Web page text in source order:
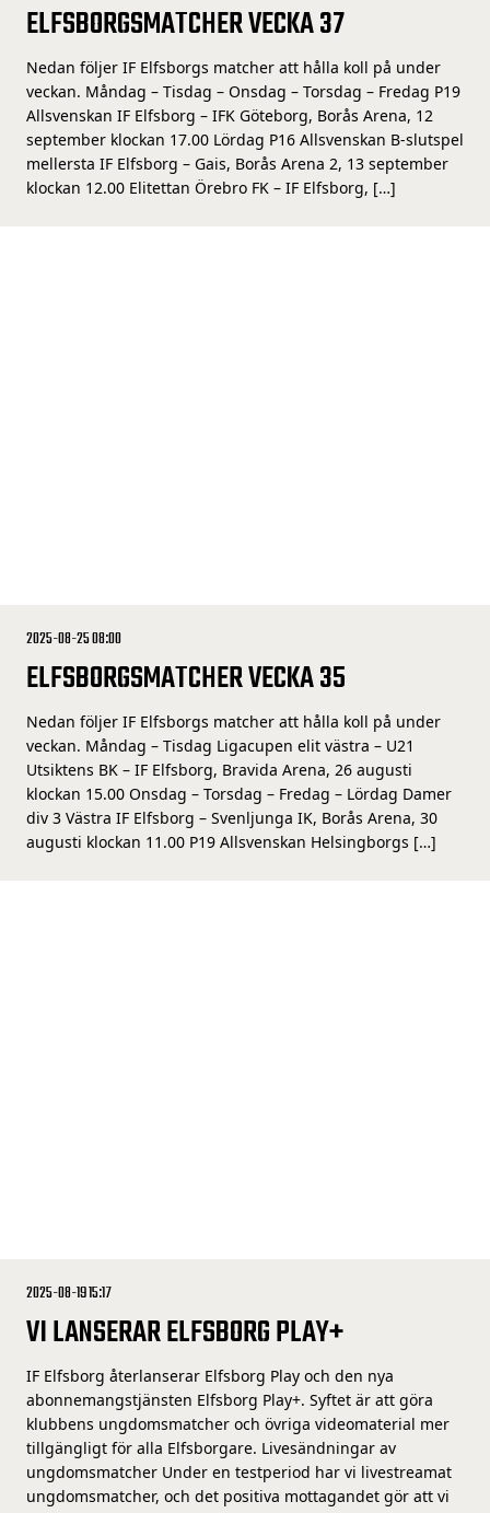
ELFSBORGSMATCHER VECKA 37
Nedan följer IF Elfsborgs matcher att hålla koll på under
veckan. Måndag – Tisdag – Onsdag – Torsdag – Fredag P19
Allsvenskan IF Elfsborg – IFK Göteborg, Borås Arena, 12
september klockan 17.00 Lördag P16 Allsvenskan B-slutspel
mellersta IF Elfsborg – Gais, Borås Arena 2, 13 september
klockan 12.00 Elitettan Örebro FK – IF Elfsborg, […]
2025-08-25 08:00
ELFSBORGSMATCHER VECKA 35
Nedan följer IF Elfsborgs matcher att hålla koll på under
veckan. Måndag – Tisdag Ligacupen elit västra – U21
Utsiktens BK – IF Elfsborg, Bravida Arena, 26 augusti
klockan 15.00 Onsdag – Torsdag – Fredag – Lördag Damer
div 3 Västra IF Elfsborg – Svenljunga IK, Borås Arena, 30
augusti klockan 11.00 P19 Allsvenskan Helsingborgs […]
2025-08-19 15:17
VI LANSERAR ELFSBORG PLAY+
IF Elfsborg återlanserar Elfsborg Play och den nya
abonnemangstjänsten Elfsborg Play+. Syftet är att göra
klubbens ungdomsmatcher och övriga videomaterial mer
tillgängligt för alla Elfsborgare. Livesändningar av
ungdomsmatcher Under en testperiod har vi livestreamat
ungdomsmatcher, och det positiva mottagandet gör att vi